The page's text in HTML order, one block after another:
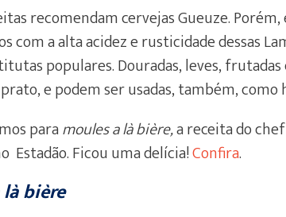
recomendam cervejas Gueuze. Porém,
com a alta acidez e rusticidade dessas
populares. Douradas, leves,
e podem ser usadas, também, como
paramoules a là bière,a receita do
Estadão. Ficou uma delícia!Confira.
bière